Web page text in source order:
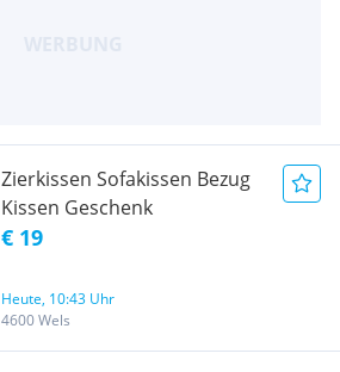
Zierkissen Sofakissen Bezug
Kissen Geschenk
€ 19
Heute, 10:43 Uhr
4600 Wels